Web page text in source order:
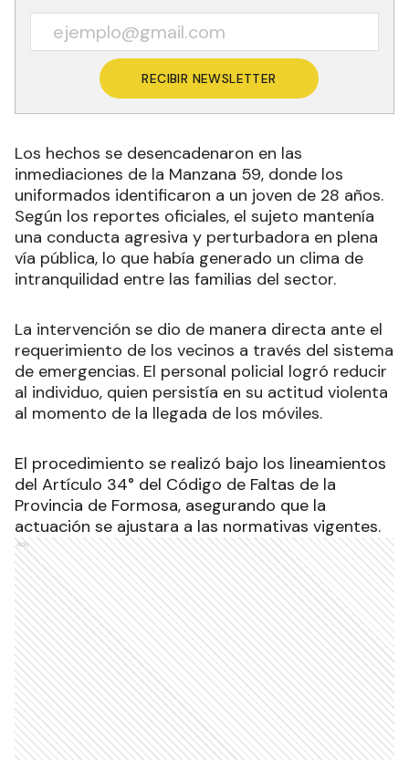
RECIBIR NEWSLETTER
Los hechos se desencadenaron en las
inmediaciones de la Manzana 59, donde los
uniformados identificaron a un joven de 28 años.
Según los reportes oficiales, el sujeto mantenía
una conducta agresiva y perturbadora en plena
vía pública, lo que había generado un clima de
intranquilidad entre las familias del sector.
La intervención se dio de manera directa ante el
requerimiento de los vecinos a través del sistema
de emergencias. El personal policial logró reducir
al individuo, quien persistía en su actitud violenta
al momento de la llegada de los móviles.
El procedimiento se realizó bajo los lineamientos
del Artículo 34° del Código de Faltas de la
Provincia de Formosa, asegurando que la
actuación se ajustara a las normativas vigentes.
Ads